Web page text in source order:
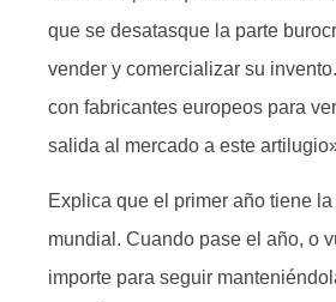
que se desatasque la parte
vender y comercializar su
con fabricantes europeos para
salida al mercado a este
Explica que el primer año tiene la
mundial. Cuando pase el año, o
importe para seguir